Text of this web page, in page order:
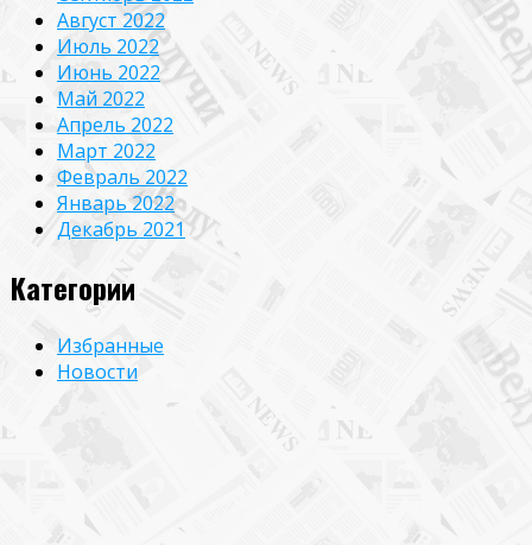
Август 2022
Июль 2022
Июнь 2022
Май 2022
Апрель 2022
Март 2022
Февраль 2022
Январь 2022
Декабрь 2021
Категории
Избранные
Новости